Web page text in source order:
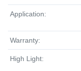
Application:
Warranty:
High Light: